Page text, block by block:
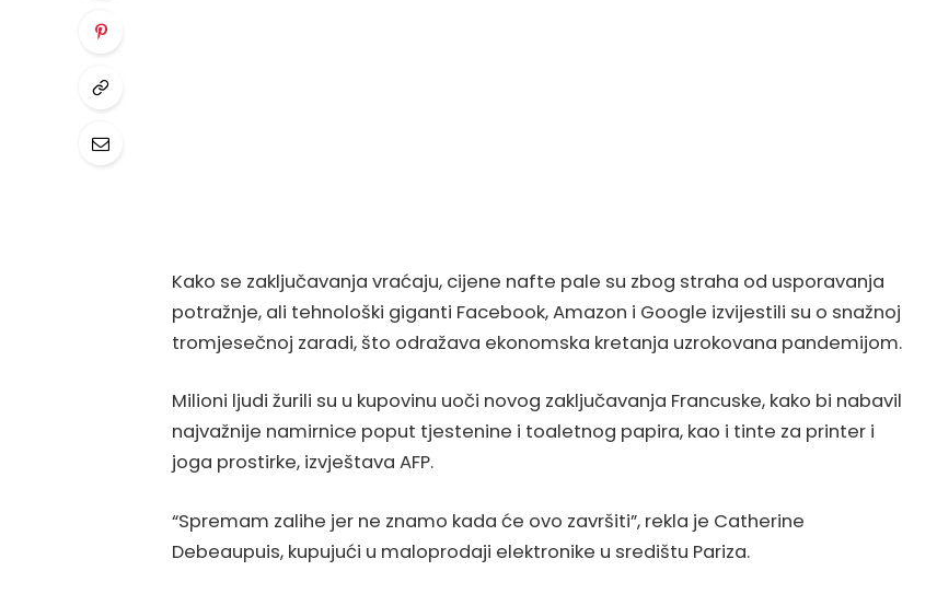
Kako se zaključavanja vraćaju, cijene nafte pale su zbog straha od usporavanja
potražnje, ali tehnološki giganti Facebook, Amazon i Google izvijestili su o snažnoj
tromjesečnoj zaradi, što odražava ekonomska kretanja uzrokovana pandemijom.
Milioni ljudi žurili su u kupovinu uoči novog zaključavanja Francuske, kako bi nabavil
najvažnije namirnice poput tjestenine i toaletnog papira, kao i tinte za printer i
joga prostirke, izvještava AFP.
“Spremam zalihe jer ne znamo kada će ovo završiti”, rekla je Catherine
Debeaupuis, kupujući u maloprodaji elektronike u središtu Pariza.